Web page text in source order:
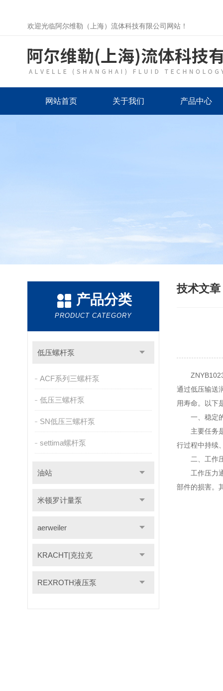
欢迎光临阿尔维勒（上海）流体科技有限公司网站！
网站首页 关于我们 产品中心
产品分类
PRODUCT CATEGORY
低压螺杆泵
ACF系列三螺杆泵
低压三螺杆泵
SN低压三螺杆泵
settima螺杆泵
油站
米顿罗计量泵
aerweiler
KRACHT|克拉克
REXROTH液压泵
技术文章
通过低压输送
用寿命。以下
一、稳定的
主要任务是
行过程中持续
二、工作
工作压力通
部件的损害。